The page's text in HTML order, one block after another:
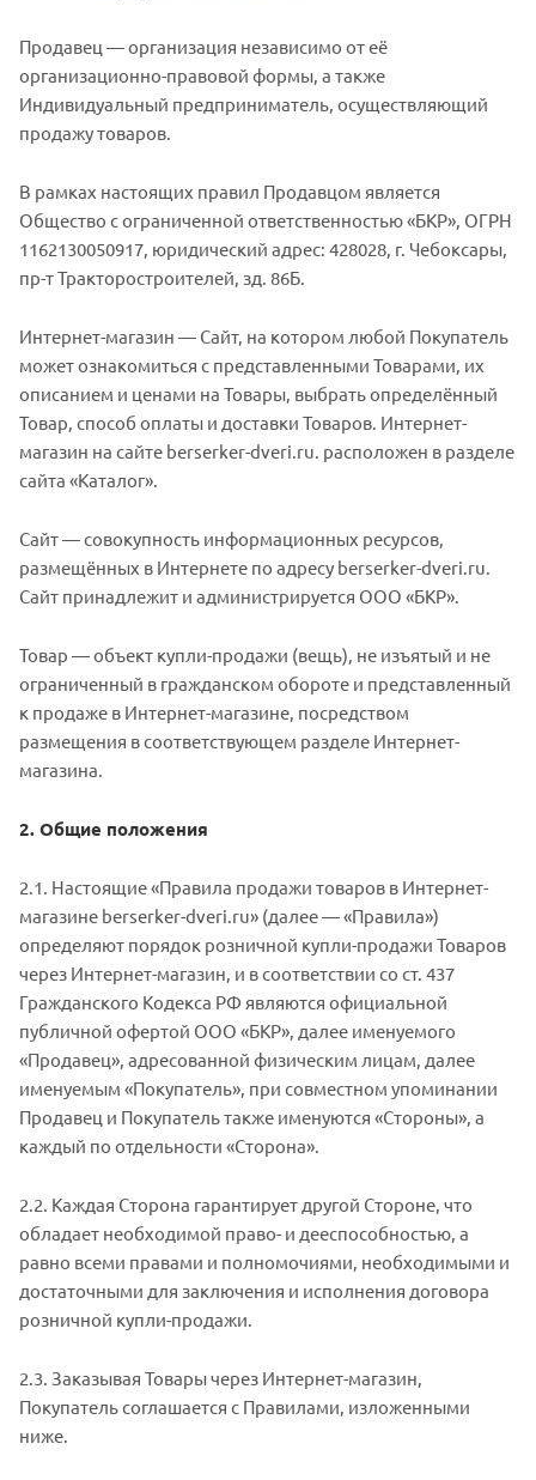
Продавец — организация независимо от её
организационно-правовой формы, а также
Индивидуальный предприниматель, осуществляющий
продажу товаров.
В рамках настоящих правил Продавцом является
Общество с ограниченной ответственностью «БКР», ОГРН
1162130050917, юридический адрес: 428028, г. Чебоксары,
пр-т Тракторостроителей, зд. 86Б.
Интернет-магазин — Сайт, на котором любой Покупатель
может ознакомиться с представленными Товарами, их
описанием и ценами на Товары, выбрать определённый
Товар, способ оплаты и доставки Товаров. Интернет-
магазин на сайте berserker-dveri.ru. расположен в разделе
сайта «Каталог».
Сайт — совокупность информационных ресурсов,
размещённых в Интернете по адресу berserker-dveri.ru.
Сайт принадлежит и администрируется ООО «БКР».
Товар — объект купли-продажи (вещь), не изъятый и не
ограниченный в гражданском обороте и представленный
к продаже в Интернет-магазине, посредством
размещения в соответствующем разделе Интернет-
магазина.
2. Общие положения
2.1. Настоящие «Правила продажи товаров в Интернет-
магазине berserker-dveri.ru» (далее — «Правила»)
определяют порядок розничной купли-продажи Товаров
через Интернет-магазин, и в соответствии со ст. 437
Гражданского Кодекса РФ являются официальной
публичной офертой ООО «БКР», далее именуемого
«Продавец», адресованной физическим лицам, далее
именуемым «Покупатель», при совместном упоминании
Продавец и Покупатель также именуются «Стороны», а
каждый по отдельности «Сторона».
2.2. Каждая Сторона гарантирует другой Стороне, что
обладает необходимой право- и дееспособностью, а
равно всеми правами и полномочиями, необходимыми и
достаточными для заключения и исполнения договора
розничной купли-продажи.
2.3. Заказывая Товары через Интернет-магазин,
Покупатель соглашается с Правилами, изложенными
ниже.